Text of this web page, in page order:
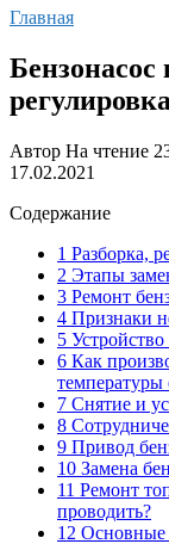
Главная
Бензонасос
Автор На чтение
17.02.2021
Содержание
1 Разборка,
2 Этапы
3 Ремонт
4 Признаки
5
6 Как
7 Снятие и
8
9 Привод
10 Замена
11 Ремонт
проводить?
12 Основные